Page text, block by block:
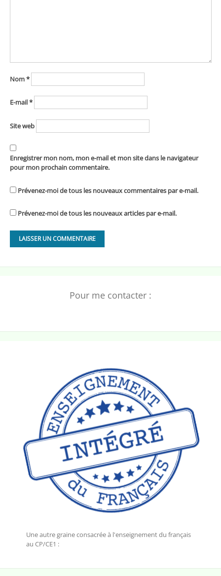
Nom*
E-mail*
Site web
Enregistrer mon nom, mon e-mail et mon site dans le navigateur
pour mon prochain commentaire.
Prévenez-moi de tous les nouveaux commentaires par e-mail.
Prévenez-moi de tous les nouveaux articles par e-mail.
Pour me contacter :
Une autre graine consacrée à l'enseignement du français
au CP/CE1 :